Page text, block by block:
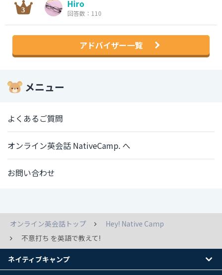
Hiro
回答数：110
アドバイザー一覧
メニュー
よくあるご質問
オンライン英会話 NativeCamp. へ
お問い合わせ
オンライン英会話トップ
Hey! Native Camp
不意打ち を英語で教えて!
ネイティブキャンプ